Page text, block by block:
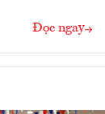
Đọc ngay